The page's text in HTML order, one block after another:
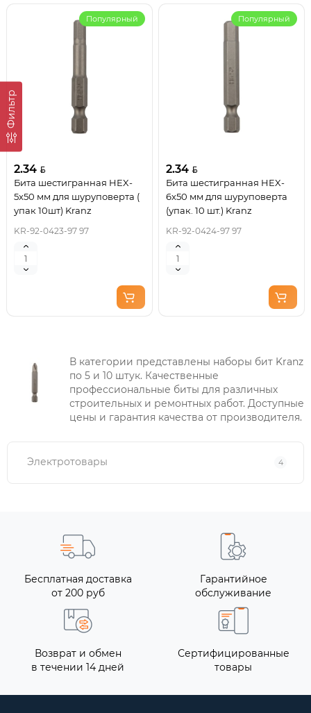
Фильтр
Популярный
2.34
Бита шестигранная HEX-
5х50 мм для шуруповерта (
упак 10шт) Kranz
KR-92-0423-97 97
Популярный
2.34
Бита шестигранная HEX-
6х50 мм для шуруповерта
(упак. 10 шт.) Kranz
KR-92-0424-97 97
В категории представлены наборы бит Kranz
по 5 и 10 штук. Качественные
профессиональные биты для различных
строительных и ремонтных работ. Доступные
цены и гарантия качества от производителя.
Электротовары 4
Бесплатная доставка
от 200 руб
Гарантийное
обслуживание
Возврат и обмен
в течении 14 дней
Сертифицированные
товары